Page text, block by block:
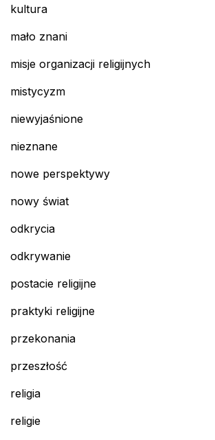
kultura
mało znani
misje organizacji religijnych
mistycyzm
niewyjaśnione
nieznane
nowe perspektywy
nowy świat
odkrycia
odkrywanie
postacie religijne
praktyki religijne
przekonania
przeszłość
religia
religie